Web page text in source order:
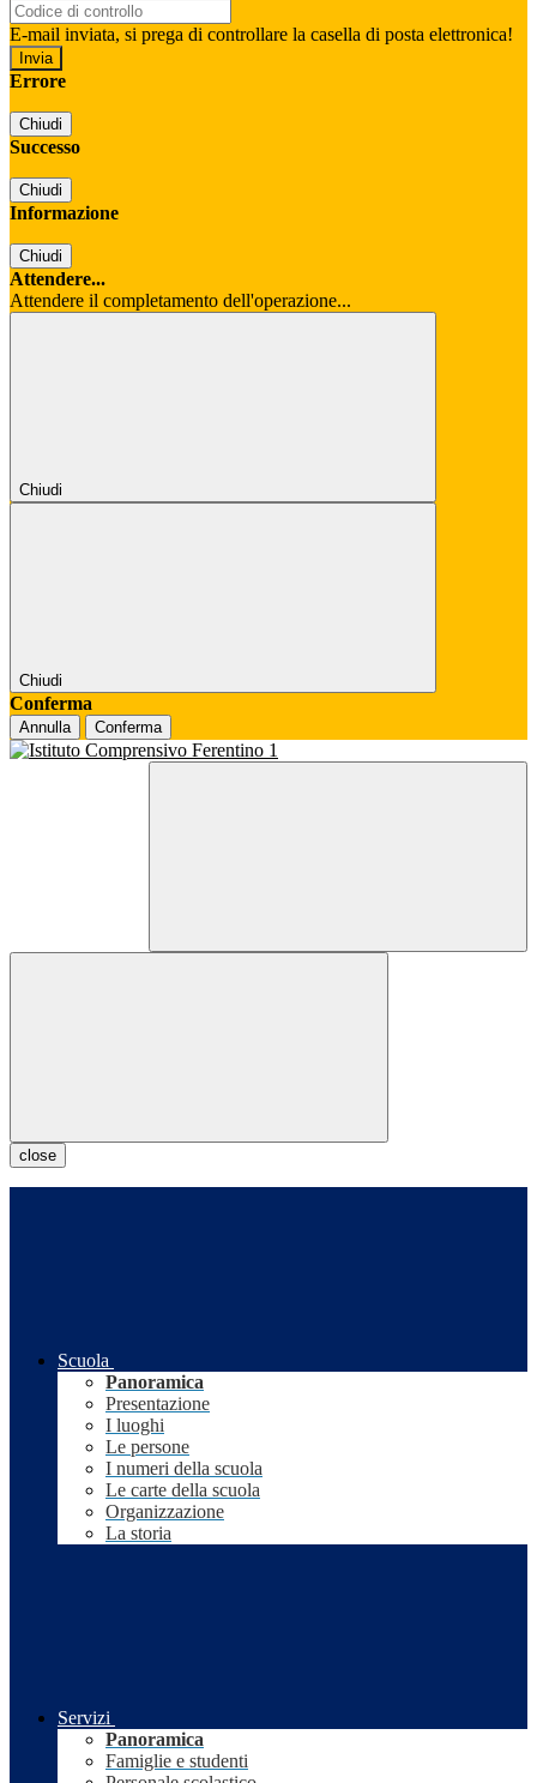
E-mail inviata, si prega di controllare la casella di posta elettronica!
Errore
Chiudi
Successo
Chiudi
Informazione
Chiudi
Attendere...
Attendere il completamento dell'operazione...
Chiudi
Chiudi
Conferma
Annulla Conferma
close
Scuola
Panoramica
Presentazione
I luoghi
Le persone
I numeri della scuola
Le carte della scuola
Organizzazione
La storia
Servizi
Panoramica
Famiglie e studenti